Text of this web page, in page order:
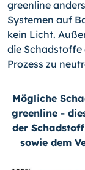
greenline
Systemen auf
kein Licht.
die Schadstoffe
Prozess zu
Mögliche
greenline -
der
sowie dem